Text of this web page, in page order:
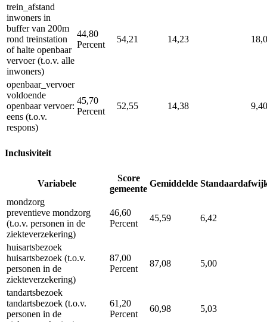
trein_afstand
inwoners in
buffer van 200m
rond treinstation
of halte openbaar
vervoer (t.o.v. alle
inwoners)
44,80
Percent
54,21 14,23
openbaar_vervoer
voldoende
openbaar vervoer:
eens (t.o.v.
respons)
45,70
Percent
52,55 14,38 9,40
Inclusiviteit
Variabele
Score
gemeente
Gemiddelde
mondzorg
preventieve mondzorg
(t.o.v. personen in de
ziekteverzekering)
46,60
Percent
45,59 6,42
huisartsbezoek
huisartsbezoek (t.o.v.
personen in de
ziekteverzekering)
87,00
Percent
87,08 5,00
tandartsbezoek
tandartsbezoek (t.o.v.
personen in de
61,20
Percent
60,98 5,03